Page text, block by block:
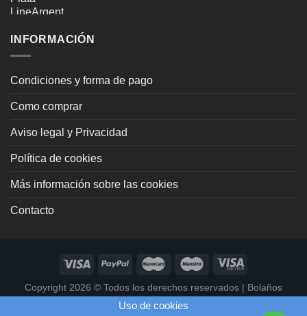
INFORMACIÓN
Condiciones y forma de pago
Como comprar
Aviso legal y Privacidad
Política de cookies
Más información sobre las cookies
Contacto
Copyright 2026 © Todos los derechos reservados | Bolaños
Páginas Web Profesionales
Uso de cookies